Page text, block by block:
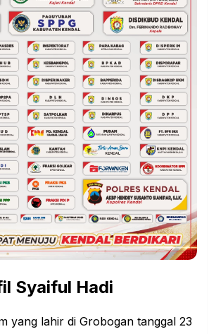
Syaiful Hadi
yang lahir di Grobogan tanggal 23